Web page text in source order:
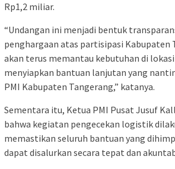
Rp1,2 miliar.
“Undangan ini menjadi bentuk
penghargaan atas partisipasi Kabupaten
akan terus memantau kebutuhan di lokasi
menyiapkan bantuan lanjutan yang
PMI Kabupaten Tangerang,” katanya.
Sementara itu, Ketua PMI Pusat Jusuf
bahwa kegiatan pengecekan logistik
memastikan seluruh bantuan yang
dapat disalurkan secara tepat dan